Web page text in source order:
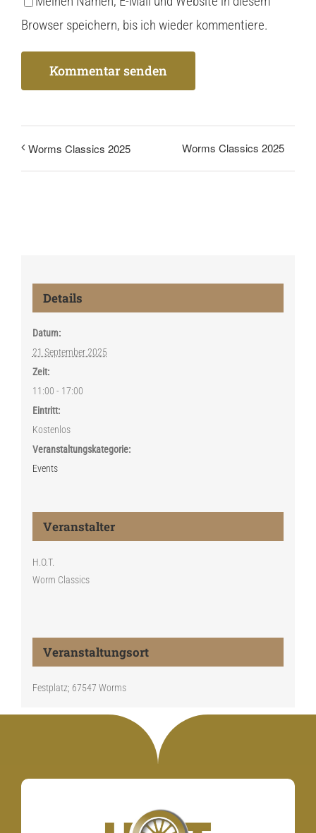
Browser speichern, bis ich wieder kommentiere.
Worms Classics 2025 Worms Classics 2025
Details
Datum:
21 September 2025
Zeit:
11:00 - 17:00
Eintritt:
Kostenlos
Veranstaltungskategorie:
Events
Veranstalter
H.O.T.
Worm Classics
Veranstaltungsort
Festplatz; 67547 Worms